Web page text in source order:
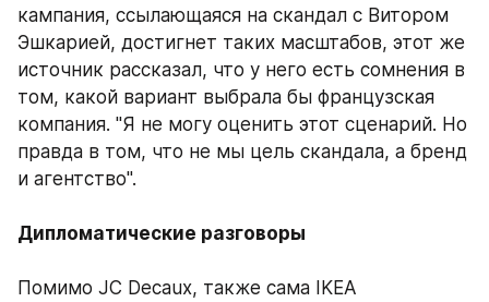
кампания, ссылающаяся на скандал с Витором
Эшкарией, достигнет таких масштабов, этот же
источник рассказал, что у него есть сомнения в
том, какой вариант выбрала бы французская
компания. "Я не могу оценить этот сценарий. Но
правда в том, что не мы цель скандала, а бренд
и агентство".
Дипломатические разговоры
Помимо JC Decaux, также сама IKEA